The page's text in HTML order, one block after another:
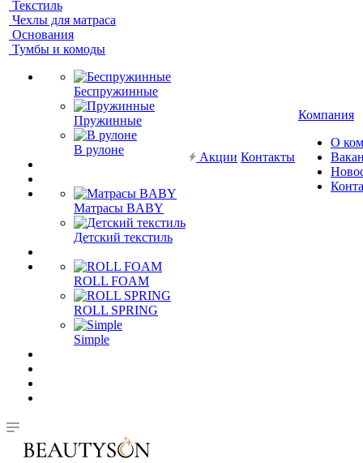
Текстиль
Чехлы для матраса
Основания
Тумбы и комоды
Беспружинные
Пружинные
В рулоне
Матрасы BABY
Детский текстиль
ROLL FOAM
ROLL SPRING
Simple
Акции Контакты
Компания
О